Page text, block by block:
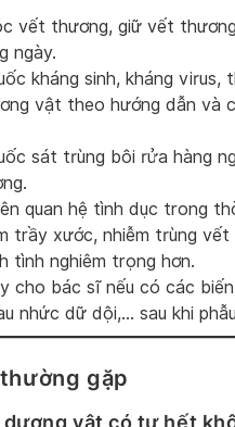
vết thương, giữ vết
ngày.
kháng sinh, kháng virus,
vật theo hướng dẫn và
sát trùng bôi rửa hàng
quan hệ tình dục trong
trầy xước, nhiễm trùng vết
tình nghiêm trọng hơn.
cho bác sĩ nếu có các
nhức dữ dội,… sau khi
gặp
dương vật có tự hết